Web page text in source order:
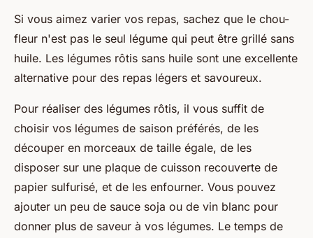
Si vous aimez varier vos repas, sachez que le chou-
fleur n'est pas le seul légume qui peut être grillé sans
huile. Les légumes rôtis sans huile sont une excellente
alternative pour des repas légers et savoureux.
Pour réaliser des légumes rôtis, il vous suffit de
choisir vos légumes de saison préférés, de les
découper en morceaux de taille égale, de les
disposer sur une plaque de cuisson recouverte de
papier sulfurisé, et de les enfourner. Vous pouvez
ajouter un peu de sauce soja ou de vin blanc pour
donner plus de saveur à vos légumes. Le temps de